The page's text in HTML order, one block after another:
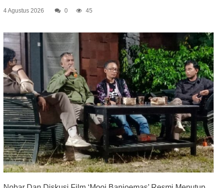
4 Agustus 2026 0 45